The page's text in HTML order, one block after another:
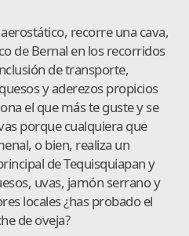
recorre una cava,
de Bernal en los recorridos
de transporte,
y aderezos propicios
el que más te guste y se
porque cualquiera que
o bien, realiza un
de Tequisquiapan y
uvas, jamón serrano y
locales ¿has probado el
de oveja?